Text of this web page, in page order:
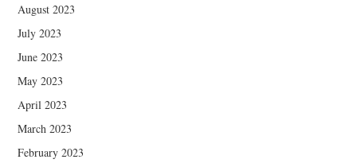
August 2023
July 2023
June 2023
May 2023
April 2023
March 2023
February 2023